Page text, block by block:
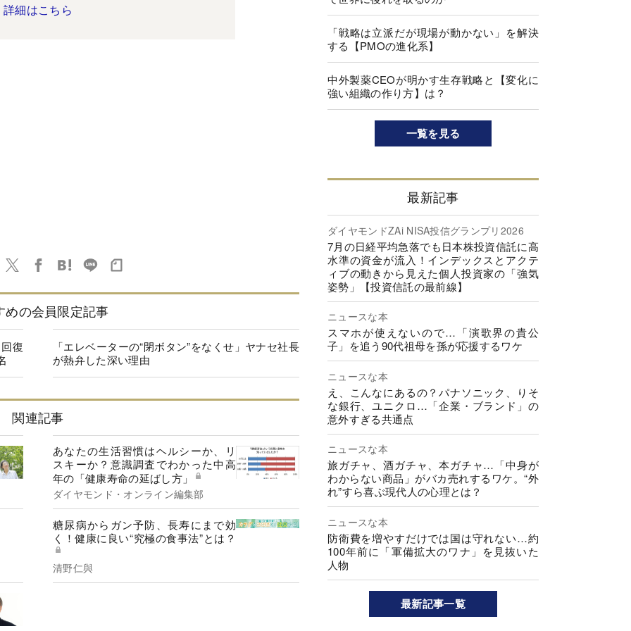
詳細はこちら
めの会員限定記事
復
「エレベーターの“閉ボタン”をなくせ」ヤナセ社長
が熱弁した深い理由
関連記事
あなたの生活習慣はヘルシーか、リ
スキーか？意識調査でわかった中高
年の「健康寿命の延ばし方」
ダイヤモンド・オンライン編集部
糖尿病からガン予防、長寿にまで効
く！健康に良い“究極の食事法”とは？
清野仁與
「戦略は立派だが現場が動かない」を解決
する【PMOの進化系】
中外製薬CEOが明かす生存戦略と【変化に
強い組織の作り方】は？
一覧を見る
最新記事
ダイヤモンドZAi NISA投信グランプリ2026
7月の日経平均急落でも日本株投資信託に高
水準の資金が流入！インデックスとアクテ
ィブの動きから見えた個人投資家の「強気
姿勢」【投資信託の最前線】
ニュースな本
スマホが使えないので…「演歌界の貴公
子」を追う90代祖母を孫が応援するワケ
ニュースな本
え、こんなにあるの？パナソニック、りそ
な銀行、ユニクロ…「企業・ブランド」の
意外すぎる共通点
ニュースな本
旅ガチャ、酒ガチャ、本ガチャ…「中身が
わからない商品」がバカ売れするワケ。“外
れ”すら喜ぶ現代人の心理とは？
ニュースな本
防衛費を増やすだけでは国は守れない…約
100年前に「軍備拡大のワナ」を見抜いた
人物
最新記事一覧